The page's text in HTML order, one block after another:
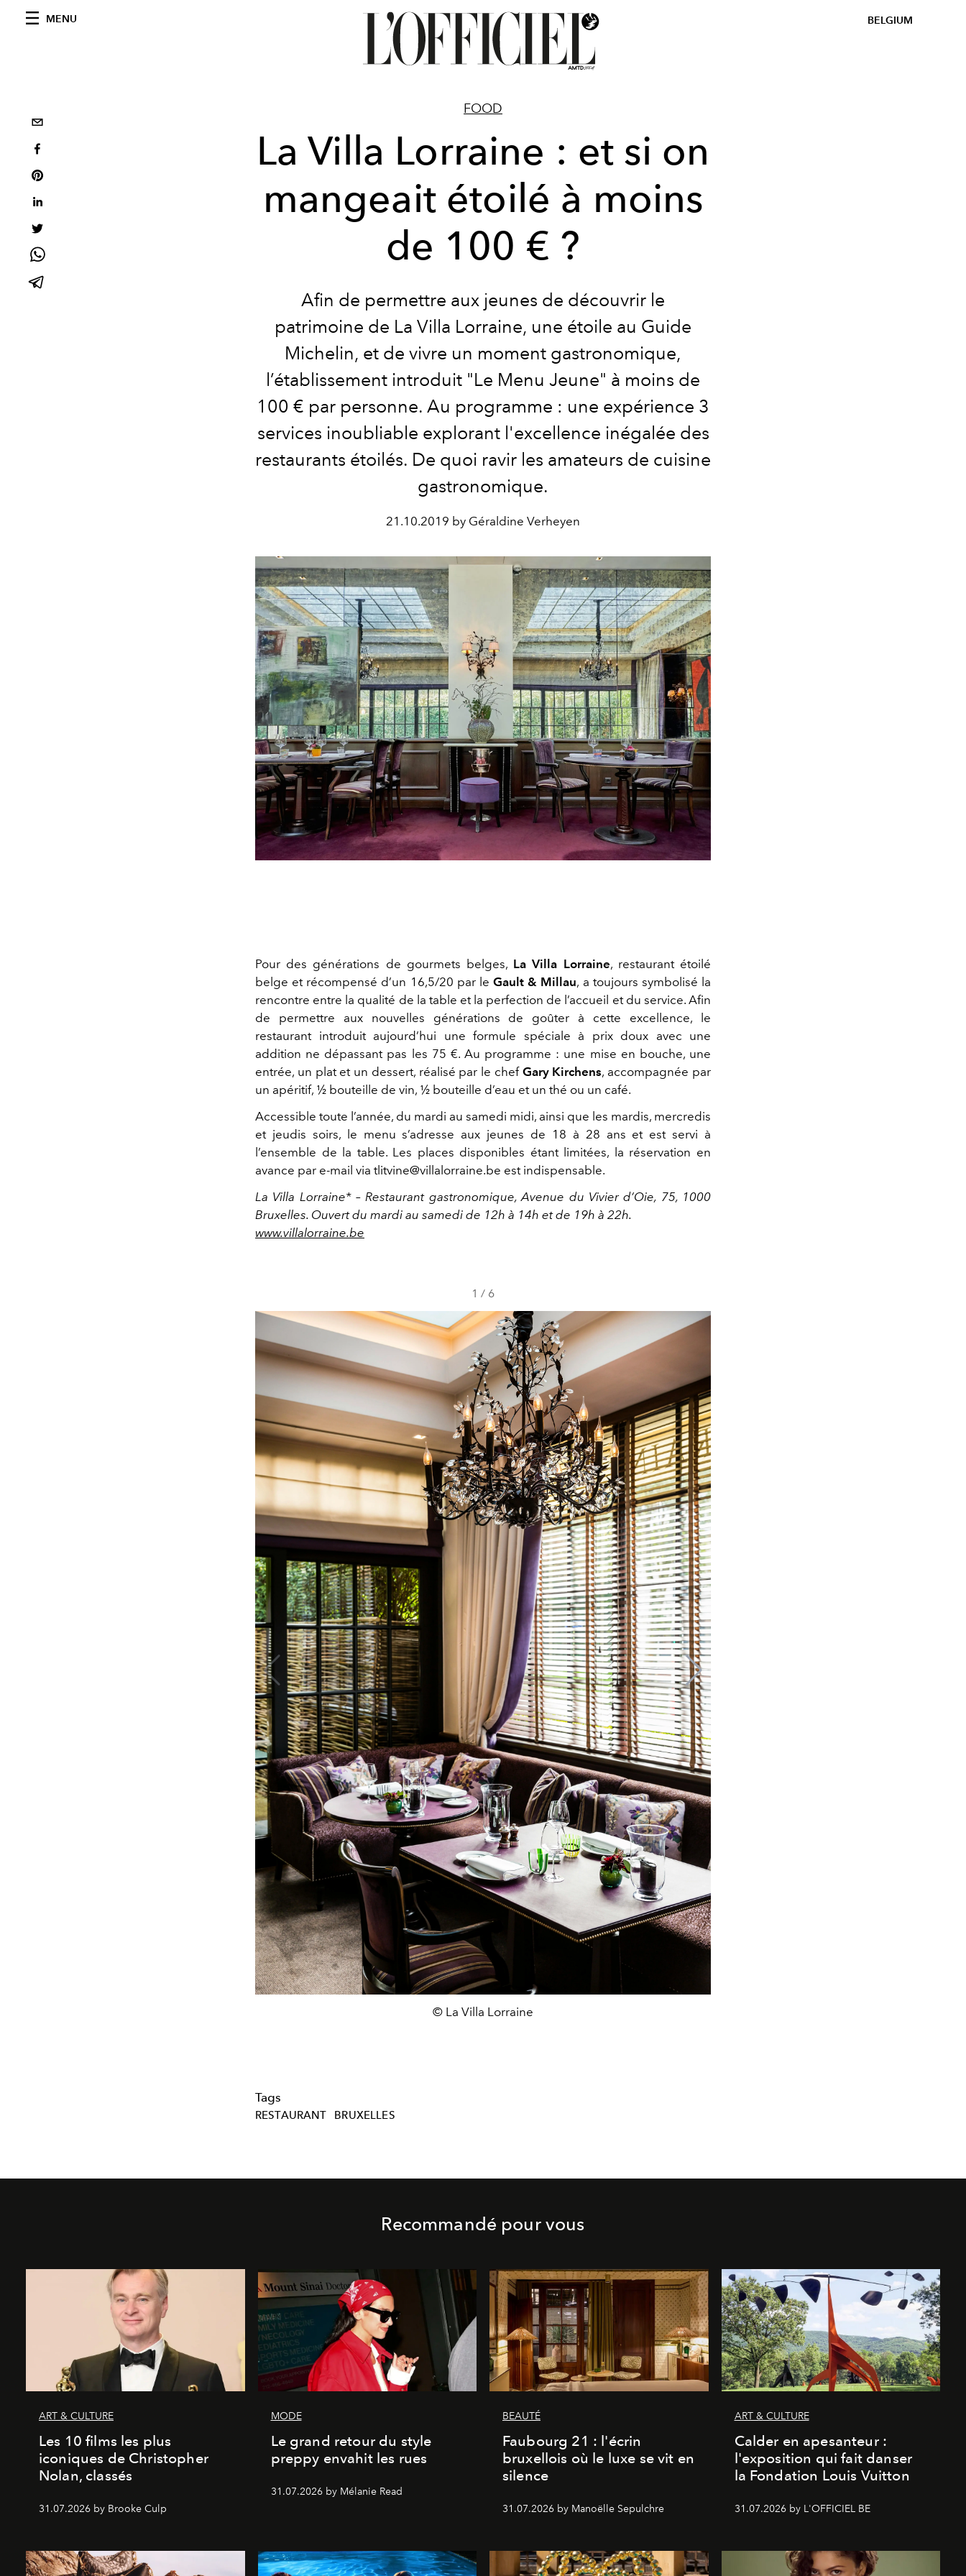
MENU BELGIUM
FOOD
La Villa Lorraine : et si on
mangeait étoilé à moins
de 100 € ?
Afin de permettre aux jeunes de découvrir le
patrimoine de La Villa Lorraine, une étoile au Guide
Michelin, et de vivre un moment gastronomique,
l’établissement introduit "Le Menu Jeune" à moins de
100 € par personne. Au programme : une expérience 3
services inoubliable explorant l'excellence inégalée des
restaurants étoilés. De quoi ravir les amateurs de cuisine
gastronomique.
21.10.2019 by Géraldine Verheyen
Pour des générations de gourmets belges, La Villa Lorraine, restaurant étoilé
belge et récompensé d’un 16,5/20 par leGault & Millau, a toujours symbolisé la
rencontre entre la qualité de la table et la perfection de l’accueil et du service. Afin
de permettre aux nouvelles générations de goûter à cette excellence, le
restaurant introduit aujourd’hui une formule spéciale à prix doux avec une
addition ne dépassant pas les 75 €. Au programme : une mise en bouche, une
entrée, un plat et un dessert, réalisé par le chef Gary Kirchens, accompagnée par
un apéritif, ½ bouteille de vin, ½ bouteille d’eau et un thé ou un café.
Accessible toute l’année, du mardi au samedi midi, ainsi que les mardis, mercredis
et jeudis soirs, le menu s’adresse aux jeunes de 18 à 28 ans et est servi à
l’ensemble de la table. Les places disponibles étant limitées, la réservation en
avance par e-mail via tlitvine@villalorraine.be est indispensable.
La Villa Lorraine* – Restaurant gastronomique, Avenue du Vivier d’Oie, 75, 1000
Bruxelles. Ouvert du mardi au samedi de 12h à 14h et de 19h à 22h.
www.villalorraine.be
1 / 6
© La Villa Lorraine
Tags
RESTAURANT BRUXELLES
Recommandé pour vous
ART & CULTURE
Les 10 films les plus
iconiques de Christopher
Nolan, classés
31.07.2026 by Brooke Culp
MODE
Le grand retour du style
preppy envahit les rues
31.07.2026 by Mélanie Read
BEAUTÉ
Faubourg 21 : l'écrin
bruxellois où le luxe se vit en
silence
31.07.2026 by Manoëlle Sepulchre
ART & CULTURE
Calder en apesanteur :
l'exposition qui fait danser
la Fondation Louis Vuitton
31.07.2026 by L'OFFICIEL BE